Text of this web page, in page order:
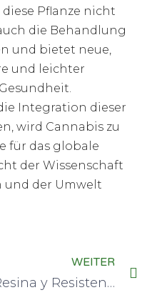
Pflanze nicht
die Behandlung
und bietet neue,
und leichter
Integration dieser
wird Cannabis zu
für das globale
der Wissenschaft
und der Umwelt
WEITER
Resina y Resistencia: Cannabis als Erbe des globalen Südens